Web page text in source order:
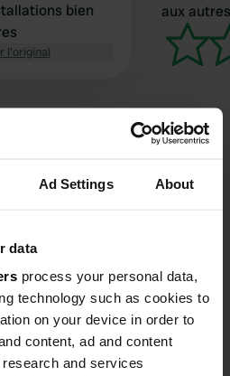
Ad Settings About
data
process your personal data,
technology such as cookies to
on your device in order to
content, ad and content
and services
bien
l'original
aux
10" W